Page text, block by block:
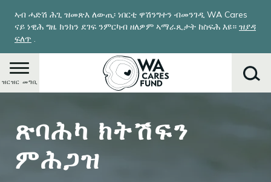
main
content
ኣብ ሓድሽ ሕጊ ዝመጽእ ለውጢ፡ ነበርቲ ዋሽንግተን ብመንገዲ WA Cares
ናይ ነዊሕ ግዜ ክንክን ደገፍ ንምርካብ ዘለዎም ኣማራጺታት ከስፍሕ እዩ። ዝያዳ
ፍለጥ .
ዝርዝር መግቢ
ምድላይጽባሕካ ክትሽፍን
ምሕጋዝ